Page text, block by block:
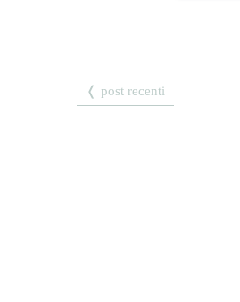
❬ post recenti